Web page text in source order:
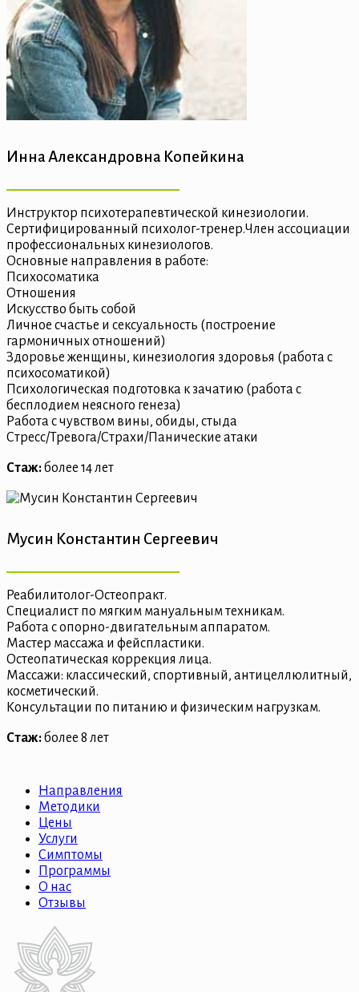
Инна Александровна Копейкина
Инструктор психотерапевтической кинезиологии.
Сертифицированный психолог-тренер.Член ассоциации
профессиональных кинезиологов.
Основные направления в работе:
Психосоматика
Отношения
Искусство быть собой
Личное счастье и сексуальность (построение
гармоничных отношений)
Здоровье женщины, кинезиология здоровья (работа с
психосоматикой)
Психологическая подготовка к зачатию (работа с
бесплодием неясного генеза)
Работа с чувством вины, обиды, стыда
Стресс/Тревога/Страхи/Панические атаки
Стаж:более 14 лет
Мусин Константин Сергеевич
Реабилитолог-Остеопракт.
Специалист по мягким мануальным техникам.
Работа с опорно-двигательным аппаратом.
Мастер массажа и фейспластики.
Остеопатическая коррекция лица.
Массажи: классический, спортивный, антицеллюлитный,
косметический.
Консультации по питанию и физическим нагрузкам.
Стаж:более 8 лет
Направления
Методики
Цены
Услуги
Симптомы
Программы
О нас
Отзывы